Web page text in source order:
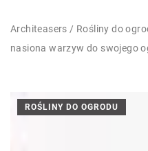
Architeasers / Rośliny do
nasiona warzyw do swojego
ROŚLINY DO OGRODU